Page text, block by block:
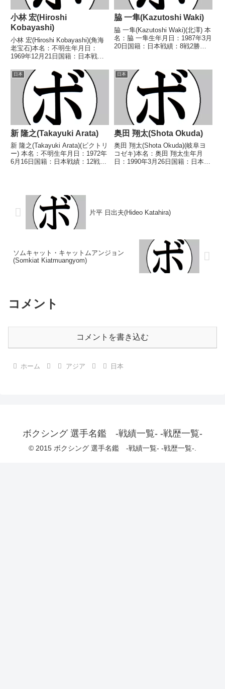
小林 宏(Hiroshi
Kobayashi)
小林 宏(Hiroshi Kobayashi)(角海
老宝石)本名：不明生年月日：
1969年12月21日国籍：日本戦
得タイトル】第39代日本フライ
級王座【戦歴】1989/01/23
○1RKO 宇野 剛...
脇 一隼(Kazutoshi Waki)
脇 一隼(Kazutoshi Waki)(北澤) 本
名：脇 一隼生年月日：1987年3月
20日国籍：日本戦績：8戦2勝
定 2-0(39-37、39-37、38-38...
日本
新 隆之(Takayuki Arata)
新 隆之(Takayuki Arata)(ビクトリ
ー) 本名：不明生年月日：1972年
6月16日国籍：日本戦績：12戦5
迫)1993/01/...
日本
奥田 翔太(Shota Okuda)
奥田 翔太(Shota Okuda)(岐阜ヨ
コゼキ)本名：奥田 翔太生年月
日：1990年3月26日国籍：日本戦
片平 日出夫(Hideo Katahira)
ソムキャット・キャットムアンジョン
(Somkiat Kiatmuangyom)
コメント
コメントを書き込む
ホーム アジア 日本
ボクシング 選手名鑑 -戦績一覧- -戦歴一覧-
© 2015 ボクシング 選手名鑑 -戦績一覧- -戦歴一覧-.